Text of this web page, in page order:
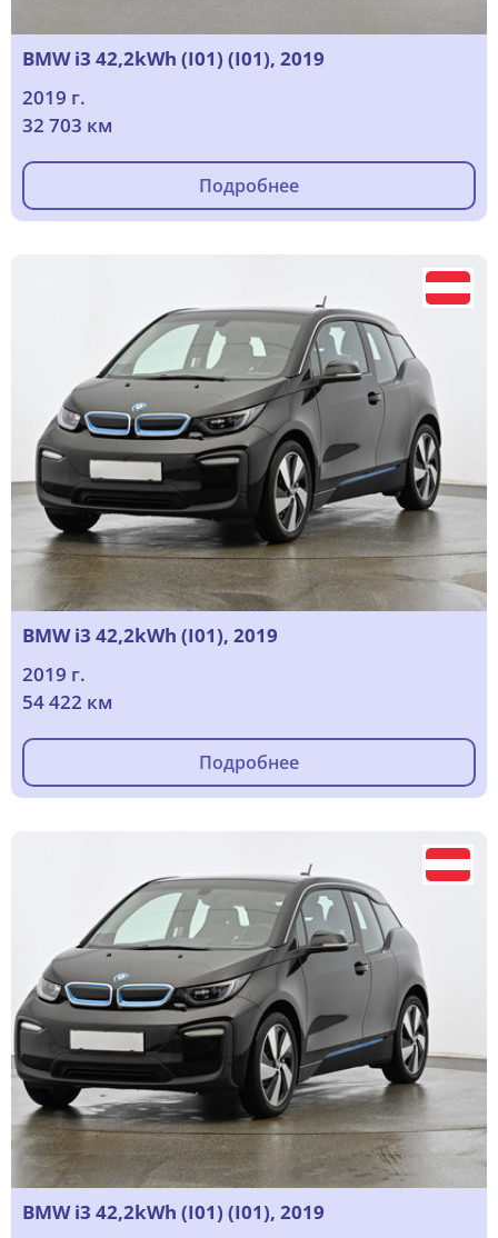
BMW i3 42,2kWh (I01) (I01), 2019
2019 г.
32 703 км
Подробнее
BMW i3 42,2kWh (I01), 2019
2019 г.
54 422 км
Подробнее
BMW i3 42,2kWh (I01) (I01), 2019